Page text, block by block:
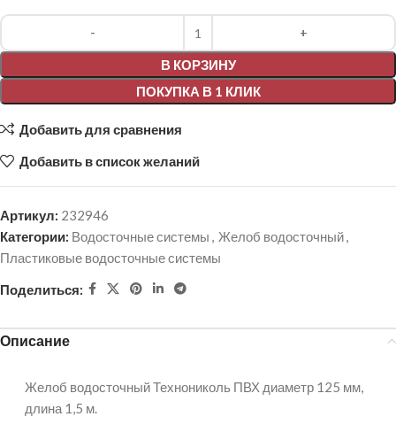
В КОРЗИНУ
ПОКУПКА В 1 КЛИК
Alternative:
Добавить для сравнения
Добавить в список желаний
Артикул: 232946
Категории: Водосточные системы , Желоб водосточный,
Пластиковые водосточные системы
Поделиться:
Описание
Желоб водосточный Технониколь ПВХ диаметр 125 мм,
длина 1,5 м.